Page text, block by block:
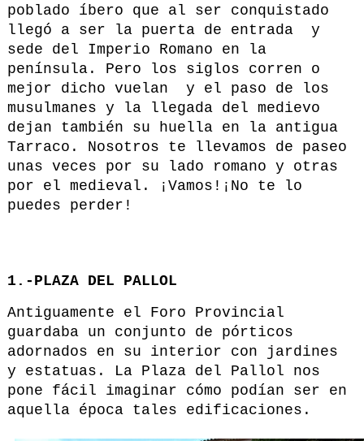
poblado íbero que al ser conquistado
llegó a ser la puerta de entrada y
sede del Imperio Romano en la
península. Pero los siglos corren o
mejor dicho vuelan y el paso de los
musulmanes y la llegada del medievo
dejan también su huella en la antigua
Tarraco. Nosotros te llevamos de paseo
unas veces por su lado romano y otras
por el medieval. ¡Vamos!¡No te lo
puedes perder!
1.-PLAZA DEL PALLOL
Antiguamente el Foro Provincial
guardaba un conjunto de pórticos
adornados en su interior con jardines
y estatuas. La Plaza del Pallol nos
pone fácil imaginar cómo podían ser en
aquella época tales edificaciones.